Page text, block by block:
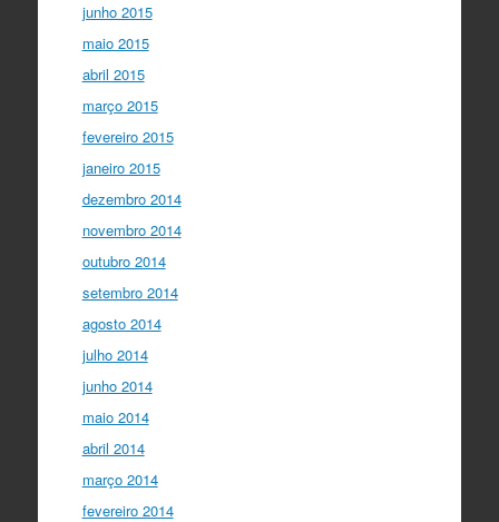
junho 2015
maio 2015
abril 2015
março 2015
fevereiro 2015
janeiro 2015
dezembro 2014
novembro 2014
outubro 2014
setembro 2014
agosto 2014
julho 2014
junho 2014
maio 2014
abril 2014
março 2014
fevereiro 2014